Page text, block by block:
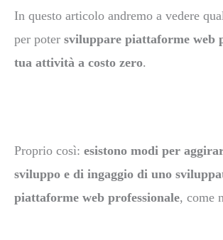
In questo articolo andremo a vedere
per poter sviluppare piattaforme web
tua attività a costo zero.
Proprio così: esistono modi per
sviluppo e di ingaggio di uno
piattaforme web professionale, come